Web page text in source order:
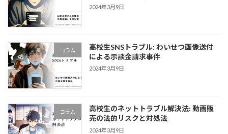
2024年3月9日
コラム
高校生SNSトラブル: わいせつ画像送付
による示談金請求事件
2024年3月9日
コラム
高校生のネットトラブル解決法: 動画販
売の法的リスクと対処法
2024年3月9日